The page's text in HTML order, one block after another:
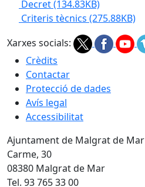
Decret(134.83KB)
Criteris tècnics (275.88KB)
Xarxes socials:
Crèdits
Contactar
Protecció de dades
Avís legal
Accessibilitat
Ajuntament de Malgrat de Mar
Carme, 30
08380 Malgrat de Mar
Tel. 93 765 33 00